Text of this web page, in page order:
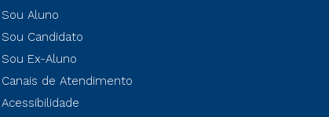
Sou Aluno
Sou Candidato
Sou Ex-Aluno
Canais de Atendimento
Acessibilidade